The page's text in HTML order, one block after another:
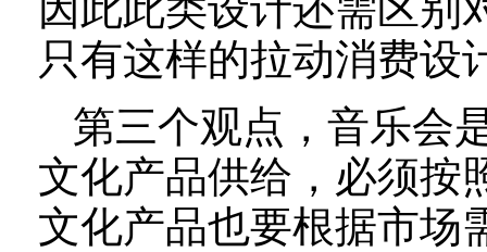
只有这样的拉动消费设
第三个观点，音乐会
文化产品供给，必须按
文化产品也要根据市场